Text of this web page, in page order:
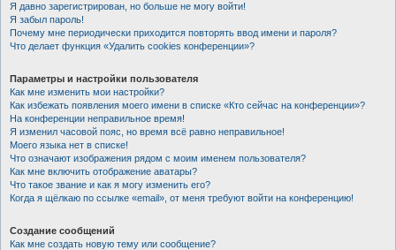
Я давно зарегистрирован, но больше не могу войти!
Я забыл пароль!
Почему мне периодически приходится повторять ввод имени и пароля?
Что делает функция «Удалить cookies конференции»?
Параметры и настройки пользователя
Как мне изменить мои настройки?
Как избежать появления моего имени в списке «Кто сейчас на конференции»?
На конференции неправильное время!
Я изменил часовой пояс, но время всё равно неправильное!
Моего языка нет в списке!
Что означают изображения рядом с моим именем пользователя?
Как мне включить отображение аватары?
Что такое звание и как я могу изменить его?
Когда я щёлкаю по ссылке «email», от меня требуют войти на конференцию!
Создание сообщений
Как мне создать новую тему или сообщение?